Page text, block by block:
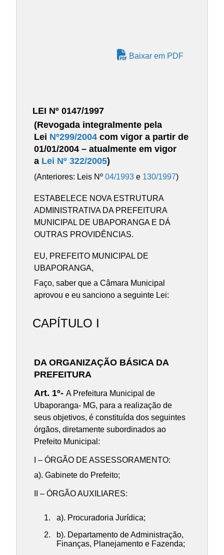
Baixar em PDF
LEI Nº 0147/1997
(Revogada integralmente pela
Lei Nº299/2004 com vigor a partir de
01/01/2004 – atualmente em vigor
a Lei Nº 322/2005)
(Anteriores: Leis Nº04/1993 e 130/1997)
ESTABELECE NOVA ESTRUTURA
ADMINISTRATIVA DA PREFEITURA
MUNICIPAL DE UBAPORANGA E DÁ
OUTRAS PROVIDÊNCIAS.
EU, PREFEITO MUNICIPAL DE
UBAPORANGA,
Faço, saber que a Câmara Municipal
aprovou e eu sanciono a seguinte Lei:
CAPÍTULO I
DA ORGANIZAÇÃO BÁSICA DA
PREFEITURA
Art. 1º-A Prefeitura Municipal de
Ubaporanga- MG, para a realização de
seus objetivos, é constituída dos seguintes
órgãos, diretamente subordinados ao
Prefeito Municipal:
I – ÓRGÃO DE ASSESSORAMENTO:
a). Gabinete do Prefeito;
II – ÓRGÃO AUXILIARES:
a). Procuradoria Jurídica;
b). Departamento de Administração,
Finanças, Planejamento e Fazenda;